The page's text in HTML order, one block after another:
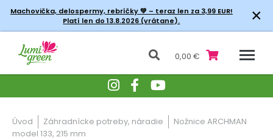
Machovička, delospermy, rebríčky💚 – teraz len za 3,99 EUR!
Platí len do 13.8.2026 (vrátane).
×
0,00 €
Úvod Záhradnícke potreby, náradie
Nožnice ARCHMAN
model 133, 215 mm